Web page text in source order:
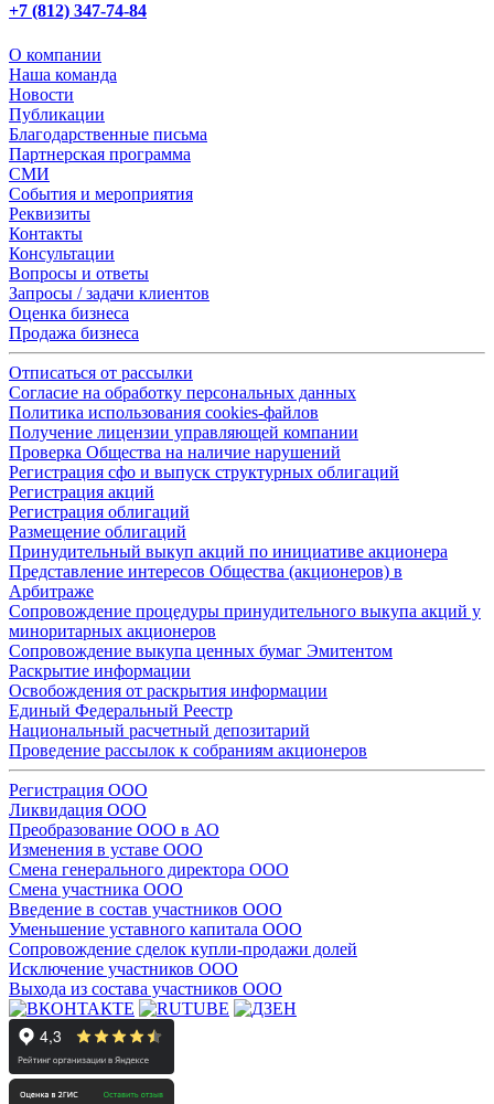
+7 (812) 347-74-84
О компании
Наша команда
Новости
Публикации
Благодарственные письма
Партнерская программа
СМИ
События и мероприятия
Реквизиты
Контакты
Консультации
Вопросы и ответы
Запросы / задачи клиентов
Оценка бизнеса
Продажа бизнеса
Отписаться от рассылки
Согласие на обработку персональных данных
Политика использования cookies-файлов
Получение лицензии управляющей компании
Проверка Общества на наличие нарушений
Регистрация сфо и выпуск структурных облигаций
Регистрация акций
Регистрация облигаций
Размещение облигаций
Принудительный выкуп акций по инициативе акционера
Представление интересов Общества (акционеров) в
Арбитраже
Сопровождение процедуры принудительного выкупа акций у
миноритарных акционеров
Сопровождение выкупа ценных бумаг Эмитентом
Раскрытие информации
Освобождения от раскрытия информации
Единый Федеральный Реестр
Национальный расчетный депозитарий
Проведение рассылок к собраниям акционеров
Регистрация ООО
Ликвидация ООО
Преобразование ООО в АО
Изменения в уставе ООО
Смена генерального директора ООО
Смена участника ООО
Введение в состав участников ООО
Уменьшение уставного капитала ООО
Сопровождение сделок купли-продажи долей
Исключение участников ООО
Выхода из состава участников ООО